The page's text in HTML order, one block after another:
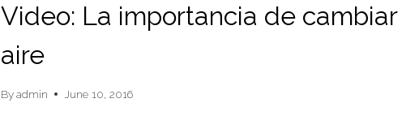
Video: La importancia de
aire
Byadmin June 10, 2016